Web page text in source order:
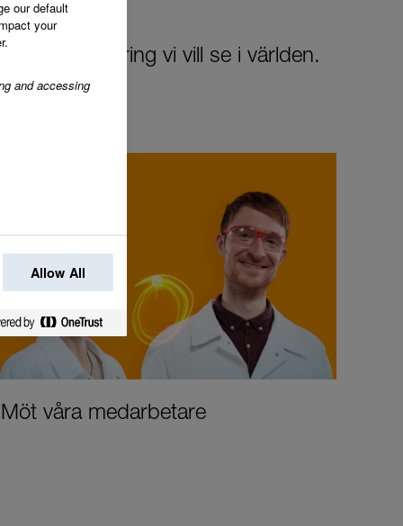
den förändring vi vill se i världen.
Möt våra medarbetare
our default
your
and accessing
Allow All